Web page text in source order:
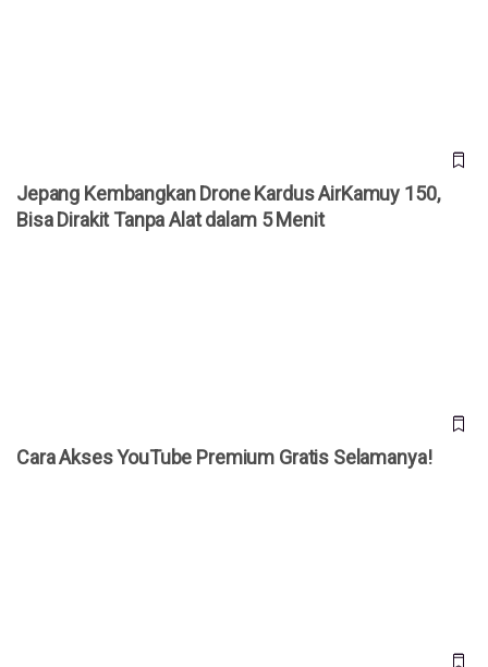
Jepang Kembangkan Drone Kardus AirKamuy 150,
Bisa Dirakit Tanpa Alat dalam 5 Menit
Cara Akses YouTube Premium Gratis Selamanya!